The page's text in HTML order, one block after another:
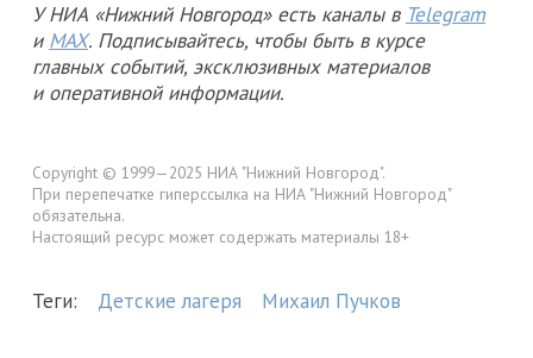
У НИА «Нижний Новгород» есть каналы в Telegram
и MAX. Подписывайтесь, чтобы быть в курсе
главных событий, эксклюзивных материалов
и оперативной информации.
Copyright © 1999—2025 НИА "Нижний Новгород".
При перепечатке гиперссылка на НИА "Нижний Новгород"
обязательна.
Настоящий ресурс может содержать материалы 18+
Теги: Детские лагеря Михаил Пучков